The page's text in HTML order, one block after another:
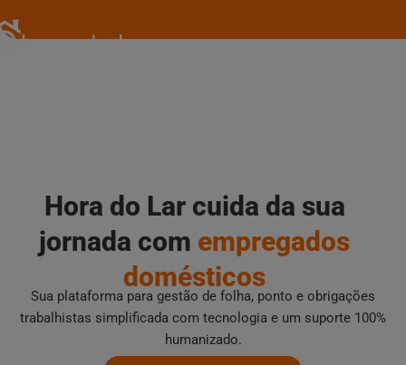
para
Hora do Lar cuida da sua
jornada com empregados
domésticos
Sua plataforma para gestão de folha, ponto e obrigações
trabalhistas simplificada com tecnologia e um suporte 100%
humanizado.